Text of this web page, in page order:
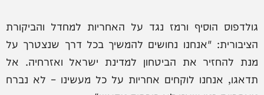
גולדפוס הוסיף ורמז נגד על האחריות למחדל והביקורת
הציבורית: "אנחנו נחושים להמשיך בכל דרך שנצטרך על
מנת להחזיר את הביטחון למדינת ישראל ואזרחיה. אל
תדאגו, אנחנו לוקחים אחריות על כל מעשינו – לא נברח